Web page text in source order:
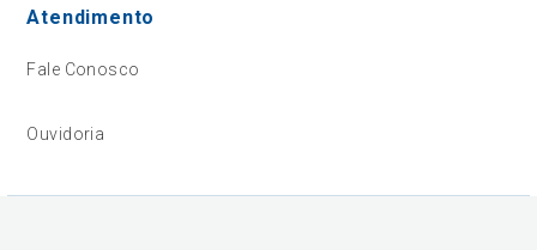
Atendimento
Fale Conosco
Ouvidoria